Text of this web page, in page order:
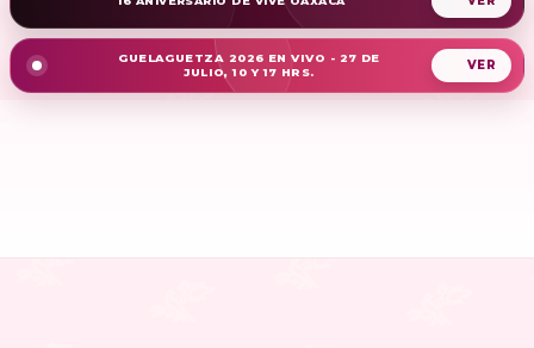
GUELAGUETZA 2026 EN VIVO - 27 DE
JULIO, 10 Y 17 HRS.